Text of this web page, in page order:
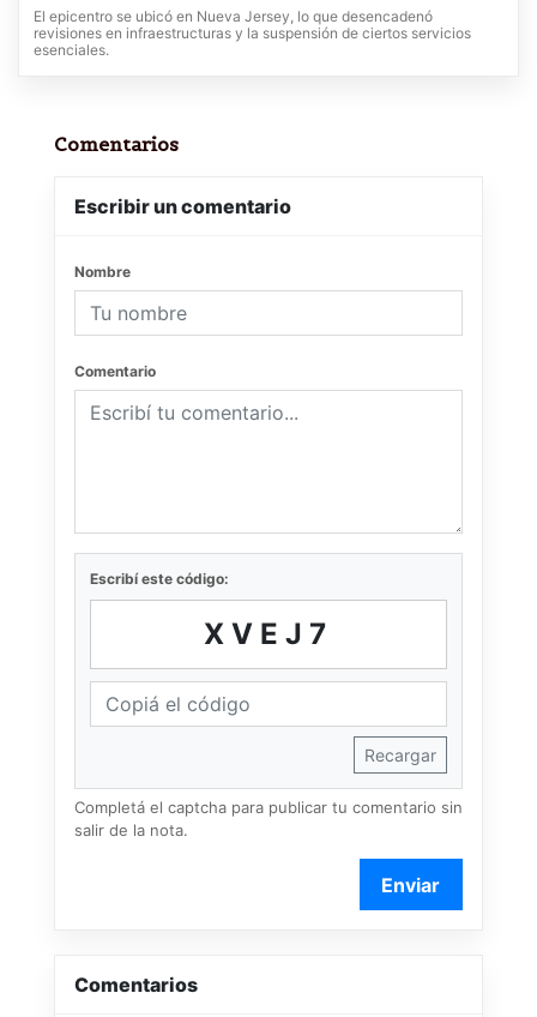
El epicentro se ubicó en Nueva Jersey, lo que desencadenó
revisiones en infraestructuras y la suspensión de ciertos servicios
esenciales.
Comentarios
Escribir un comentario
Nombre
Comentario
Escribí este código:
XVEJ7
Recargar
Completá el captcha para publicar tu comentario sin
salir de la nota.
Enviar
Comentarios